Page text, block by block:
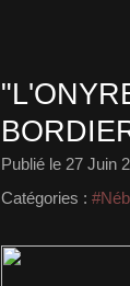
Publié le 27 Juin
Catégories :